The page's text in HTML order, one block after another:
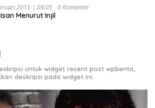
2015 | 09:05 0 Komentar
Menurut Injil
untuk widget recent post wpberita,
deskripsi pada widget ini.